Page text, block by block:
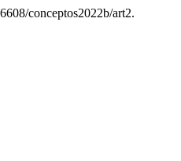
conceptos2022b/art2.